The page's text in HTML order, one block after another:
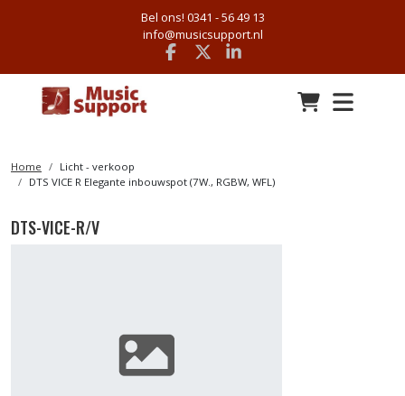
Bel ons! 0341 - 56 49 13
info@musicsupport.nl
Facebook
x linkedin
Home
Licht - verkoop
DTS VICE R Elegante inbouwspot (7W., RGBW, WFL)
DTS-VICE-R/V